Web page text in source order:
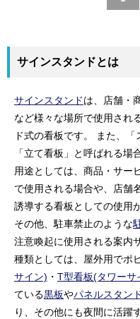
サインスタンドとは
サインスタンドは、店舗・
など様々な場所で使用され
ド式の看板です。 また、「
「立て看板」と呼ばれる場
用途としては、商品・サー
で使用される場合や、店舗
誘導する看板としての使用
その他、駐車禁止のような
注意喚起に使用される案内
種類としては、屋外用でポ
サイン) ・ T型看板(タワーサ
ている黒板やパネルスタン
り、その他にも夜間に活躍